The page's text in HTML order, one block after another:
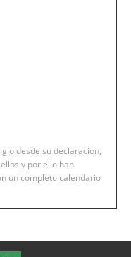
desde su declaración,
y por ello han
un completo calendario